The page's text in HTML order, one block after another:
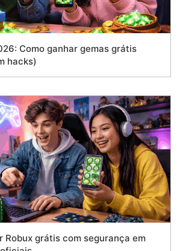
Como ganhar gemas grátis
hacks)
Robux grátis com segurança em